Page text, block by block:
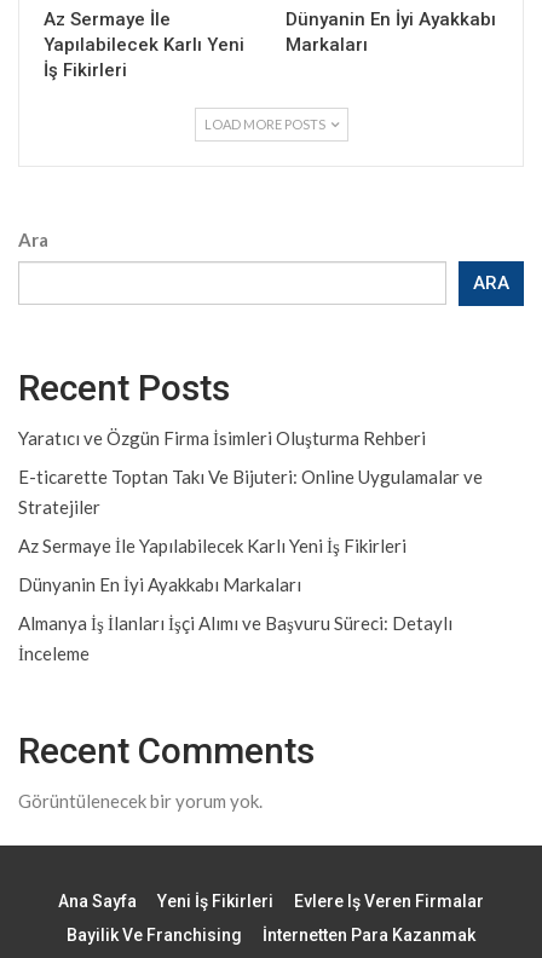
Az Sermaye İle
Yapılabilecek Karlı Yeni
İş Fikirleri
Dünyanin En İyi Ayakkabı
Markaları
LOAD MORE POSTS
Ara
ARA
Recent Posts
Yaratıcı ve Özgün Firma İsimleri Oluşturma Rehberi
E-ticarette Toptan Takı Ve Bijuteri: Online Uygulamalar ve
Stratejiler
Az Sermaye İle Yapılabilecek Karlı Yeni İş Fikirleri
Dünyanin En İyi Ayakkabı Markaları
Almanya İş İlanları İşçi Alımı ve Başvuru Süreci: Detaylı
İnceleme
Recent Comments
Görüntülenecek bir yorum yok.
Ana Sayfa Yeni İş Fikirleri
Evlere Iş Veren Firmalar
Bayilik Ve Franchising
İnternetten Para Kazanmak